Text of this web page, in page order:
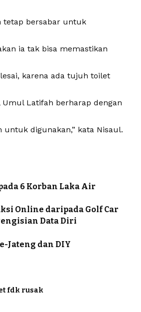
tetap bersabar untuk
ia tak bisa memastikan
karena ada tujuh toilet
Latifah berharap dengan
untuk digunakan,” kata Nisaul.
6 Korban Laka Air
Online daripada Golf Car
Data Diri
Jateng dan DIY
fdk rusak